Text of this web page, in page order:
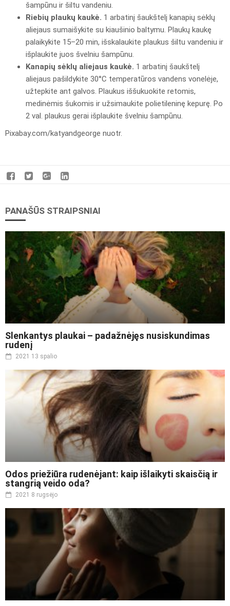
šampūnu ir šiltu vandeniu.
Riebių plaukų kaukė. 1 arbatinį šaukštelį kanapių sėklų
aliejaus sumaišykite su kiaušinio baltymu. Plaukų kaukę
palaikykite 15–20 min, išskalaukite plaukus šiltu vandeniu ir
išplaukite juos švelniu šampūnu.
Kanapių sėklų aliejaus kaukė. 1 arbatinį šaukštelį
aliejaus pašildykite 30°C temperatūros vandens vonelėje,
užtepkite ant galvos. Plaukus iššukuokite retomis,
medinėmis šukomis ir užsimaukite polietileninę kepurę. Po
2 val. plaukus gerai išplaukite švelniu šampūnu.
Pixabay.com/katyandgeorge nuotr.
PANAŠŪS STRAIPSNIAI
Slenkantys plaukai – padažnėjęs nusiskundimas
rudenį
2021 13 spalio
Odos priežiūra rudenėjant: kaip išlaikyti skaisčią ir
stangrią veido oda?
2021 8 rugsėjo